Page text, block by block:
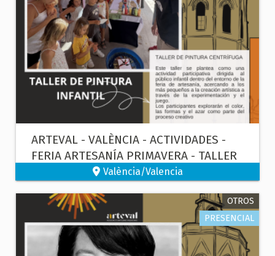
ARTEVAL - VALÈNCIA - ACTIVIDADES -
FERIA ARTESANÍA PRIMAVERA - TALLER
DE PINTURA INFANTIL
València/Valencia
OTROS
PRESENCIAL